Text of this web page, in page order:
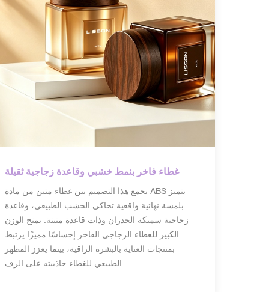
غطاء فاخر بنمط خشبي وقاعدة زجاجية ثقيلة
يجمع هذا التصميم بين غطاء متين من مادة ABS يتميز
بلمسة نهائية واقعية تحاكي الخشب الطبيعي، وقاعدة
زجاجية سميكة الجدران وذات قاعدة متينة. يمنح الوزن
الكبير للغطاء الزجاجي الفاخر إحساسًا مميزًا يرتبط
بمنتجات العناية بالبشرة الراقية، بينما يعزز المظهر